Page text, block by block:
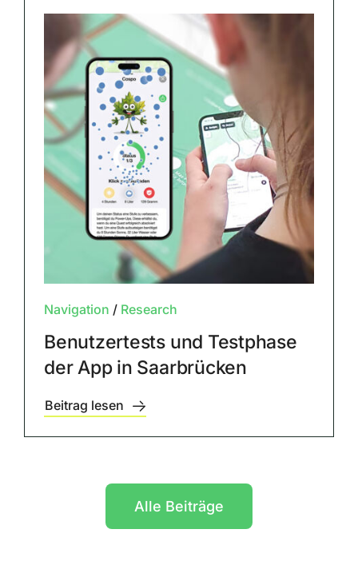
Navigation / Research
Benutzertests und Testphase
der App in Saarbrücken
Beitrag lesen
Alle Beiträge